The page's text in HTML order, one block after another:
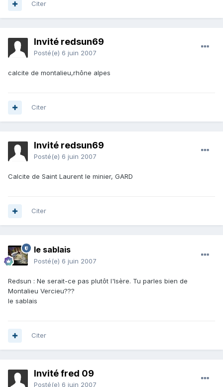
Citer
Invité redsun69
Posté(e) 6 juin 2007
calcite de montalieu,rhône alpes
Citer
Invité redsun69
Posté(e) 6 juin 2007
Calcite de Saint Laurent le minier, GARD
Citer
le sablais
Posté(e) 6 juin 2007
Redsun : Ne serait-ce pas plutôt l'Isère. Tu parles bien de
Montalieu Vercieu???
le sablais
Citer
Invité fred 09
Posté(e) 6 juin 2007